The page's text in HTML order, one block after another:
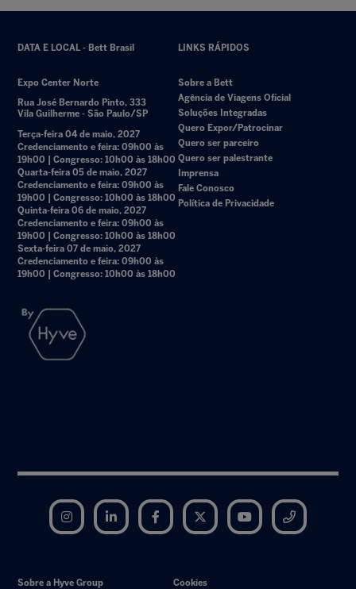
DATA E LOCAL - Bett Brasil
Expo Center Norte
Rua José Bernardo Pinto, 333
Vila Guilherme - São Paulo/SP
Terça-feira 04 de maio, 2027
Credenciamento e feira: 09h00 às
19h00 | Congresso: 10h00 às 18h00
Quarta-feira 05 de maio, 2027
Credenciamento e feira: 09h00 às
19h00 | Congresso: 10h00 às 18h00
Quinta-feira 06 de maio, 2027
Credenciamento e feira: 09h00 às
19h00 | Congresso: 10h00 às 18h00
Sexta-feira 07 de maio, 2027
Credenciamento e feira: 09h00 às
19h00 | Congresso: 10h00 às 18h00
LINKS RÁPIDOS
Sobre a Bett
Agência de Viagens Oficial
Soluções Integradas
Quero Expor/Patrocinar
Quero ser parceiro
Quero ser palestrante
Imprensa
Fale Conosco
Política de Privacidade
Instagram LinkedIn Facebook Twitter YouTube
Sobre a Hyve Group Cookies